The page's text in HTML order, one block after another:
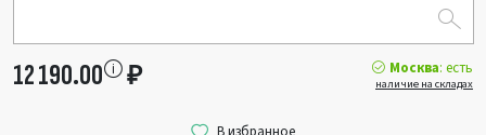
12 190.00 ₽ Москва: есть
наличие на складах